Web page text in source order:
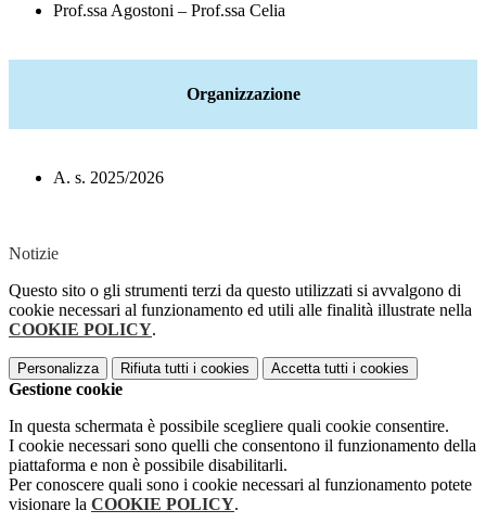
Prof.ssa Agostoni – Prof.ssa Celia
Organizzazione
A. s. 2025/2026
Notizie
Questo sito o gli strumenti terzi da questo utilizzati si avvalgono di
cookie necessari al funzionamento ed utili alle finalità illustrate nella
COOKIE POLICY.
Personalizza Rifiuta tutti i cookies Accetta tutti i cookies
Gestione cookie
In questa schermata è possibile scegliere quali cookie consentire.
I cookie necessari sono quelli che consentono il funzionamento della
piattaforma e non è possibile disabilitarli.
Per conoscere quali sono i cookie necessari al funzionamento potete
visionare la COOKIE POLICY.